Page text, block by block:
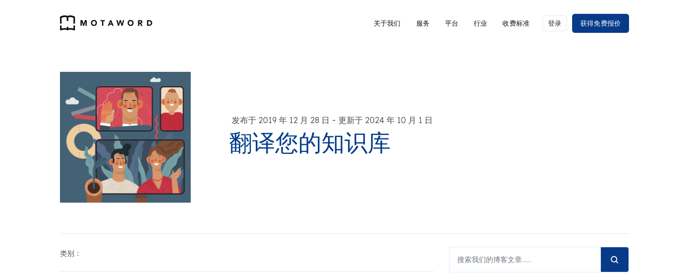
关于我们 服务 平台 行业 收费标准 登录 获得免费报价
发布于 2019 年 12 月 28 日 - 更新于 2024 年 10 月 1 日
翻译您的知识库
类别：